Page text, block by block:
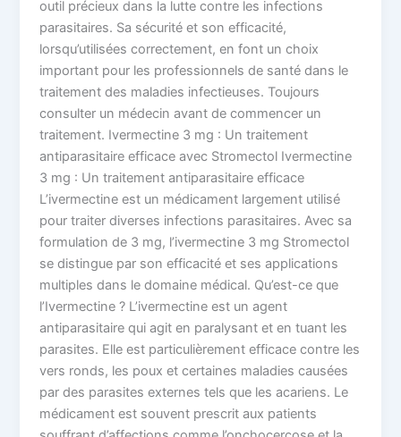
outil précieux dans la lutte contre les infections
parasitaires. Sa sécurité et son efficacité,
lorsqu’utilisées correctement, en font un choix
important pour les professionnels de santé dans le
traitement des maladies infectieuses. Toujours
consulter un médecin avant de commencer un
traitement. Ivermectine 3 mg : Un traitement
antiparasitaire efficace avec Stromectol Ivermectine
3 mg : Un traitement antiparasitaire efficace
L’ivermectine est un médicament largement utilisé
pour traiter diverses infections parasitaires. Avec sa
formulation de 3 mg, l’ivermectine 3 mg Stromectol
se distingue par son efficacité et ses applications
multiples dans le domaine médical. Qu’est-ce que
l’Ivermectine ? L’ivermectine est un agent
antiparasitaire qui agit en paralysant et en tuant les
parasites. Elle est particulièrement efficace contre les
vers ronds, les poux et certaines maladies causées
par des parasites externes tels que les acariens. Le
médicament est souvent prescrit aux patients